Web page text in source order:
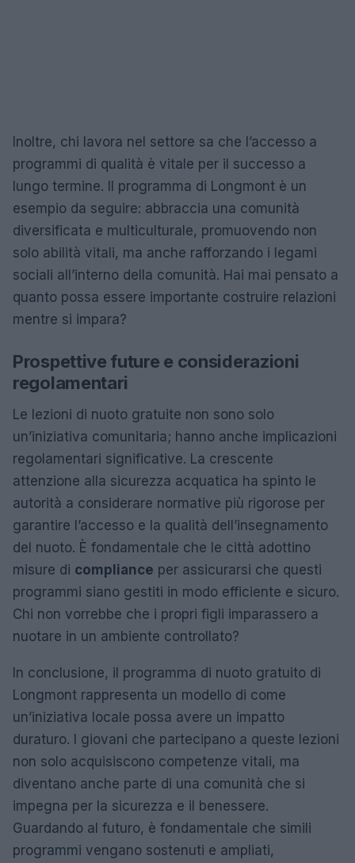
Inoltre, chi lavora nel settore sa che l’accesso a
programmi di qualità è vitale per il successo a
lungo termine. Il programma di Longmont è un
esempio da seguire: abbraccia una comunità
diversificata e multiculturale, promuovendo non
solo abilità vitali, ma anche rafforzando i legami
sociali all’interno della comunità. Hai mai pensato a
quanto possa essere importante costruire relazioni
mentre si impara?
Prospettive future e considerazioni
regolamentari
Le lezioni di nuoto gratuite non sono solo
un’iniziativa comunitaria; hanno anche implicazioni
regolamentari significative. La crescente
attenzione alla sicurezza acquatica ha spinto le
autorità a considerare normative più rigorose per
garantire l’accesso e la qualità dell’insegnamento
del nuoto. È fondamentale che le città adottino
misure di compliance per assicurarsi che questi
programmi siano gestiti in modo efficiente e sicuro.
Chi non vorrebbe che i propri figli imparassero a
nuotare in un ambiente controllato?
In conclusione, il programma di nuoto gratuito di
Longmont rappresenta un modello di come
un’iniziativa locale possa avere un impatto
duraturo. I giovani che partecipano a queste lezioni
non solo acquisiscono competenze vitali, ma
diventano anche parte di una comunità che si
impegna per la sicurezza e il benessere.
Guardando al futuro, è fondamentale che simili
programmi vengano sostenuti e ampliati,